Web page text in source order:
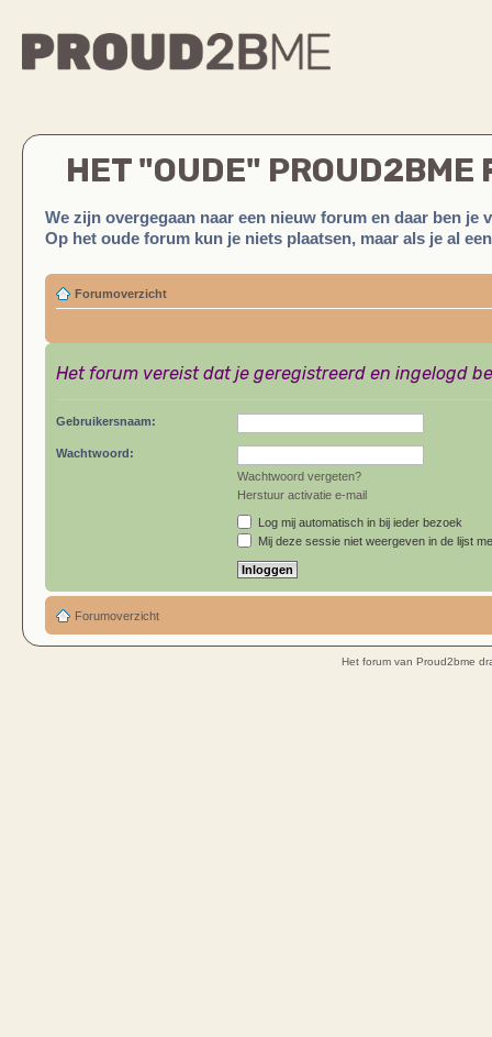
HET "OUDE" PROUD2BME
We zijn overgegaan naar een nieuw forum en daar ben je
Op het oude forum kun je niets plaatsen, maar als je al
Forumoverzicht
Het forum vereist dat je geregistreerd en ingelogd
Gebruikersnaam:
Wachtwoord:
Wachtwoord vergeten?
Herstuur activatie e-mail
Log mij automatisch in bij ieder bezoek
Mij deze sessie niet weergeven in de lijst
Forumoverzicht
Het forum van Proud2bme